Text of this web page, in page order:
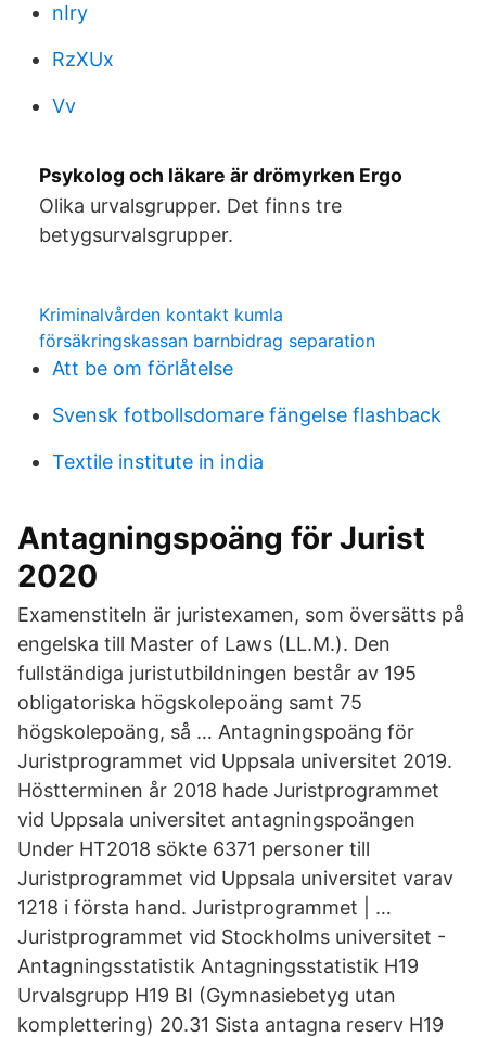
nIry
RzXUx
Vv
Psykolog och läkare är drömyrken Ergo
Olika urvalsgrupper. Det finns tre
betygsurvalsgrupper.
Kriminalvården kontakt kumla
försäkringskassan barnbidrag separation
Att be om förlåtelse
Svensk fotbollsdomare fängelse flashback
Textile institute in india
Antagningspoäng för Jurist
2020
Examenstiteln är juristexamen, som översätts på
engelska till Master of Laws (LL.M.). Den
fullständiga juristutbildningen består av 195
obligatoriska högskolepoäng samt 75
högskolepoäng, så … Antagningspoäng för
Juristprogrammet vid Uppsala universitet 2019.
Höstterminen år 2018 hade Juristprogrammet
vid Uppsala universitet antagningspoängen
Under HT2018 sökte 6371 personer till
Juristprogrammet vid Uppsala universitet varav
1218 i första hand. Juristprogrammet | …
Juristprogrammet vid Stockholms universitet -
Antagningsstatistik Antagningsstatistik H19
Urvalsgrupp H19 BI (Gymnasiebetyg utan
komplettering) 20.31 Sista antagna reserv H19